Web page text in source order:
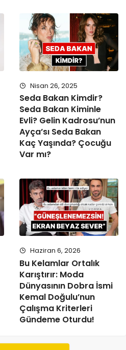
Nisan 26, 2025
Seda Bakan Kimdir?
Seda Bakan Kiminle
Evli? Gelin Kadrosu’nun
Ayça’sı Seda Bakan
Kaç Yaşında? Çocuğu
Var mı?
Haziran 6, 2026
Bu Kelamlar Ortalık
Karıştırır: Moda
Dünyasının Dobra İsmi
Kemal Doğulu’nun
Çalışma Kriterleri
Gündeme Oturdu!